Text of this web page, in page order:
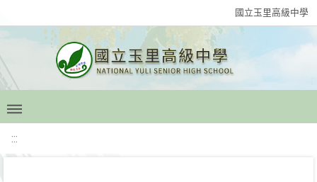
國立玉里高級中學
:::